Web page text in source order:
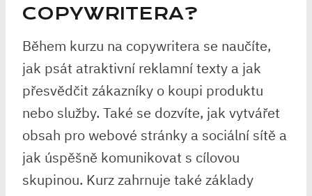
COPYWRITERA?
Během kurzu na copywritera se naučíte,
jak psát atraktivní reklamní texty a jak
přesvědčit zákazníky o koupi produktu
nebo služby. Také se dozvíte, jak vytvářet
obsah pro webové stránky a sociální sítě a
jak úspěšně komunikovat s cílovou
skupinou. Kurz zahrnuje také základy